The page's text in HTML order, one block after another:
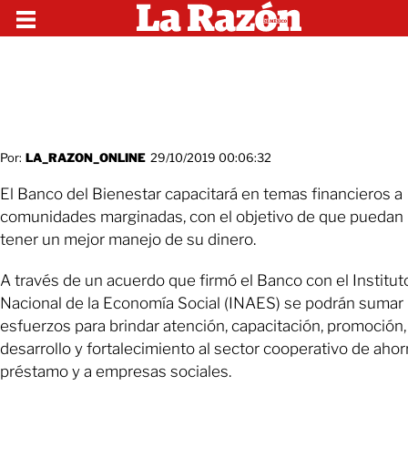
Por: LA_RAZON_ONLINE 29/10/2019 00:06:32
El Banco del Bienestar capacitará en temas financieros a
comunidades marginadas, con el objetivo de que puedan
tener un mejor manejo de su dinero.
A través de un acuerdo que firmó el Banco con el
Nacional de la Economía Social (INAES) se podrán sumar
esfuerzos para brindar atención, capacitación, promoción,
desarrollo y fortalecimiento al sector cooperativo de
préstamo y a empresas sociales.